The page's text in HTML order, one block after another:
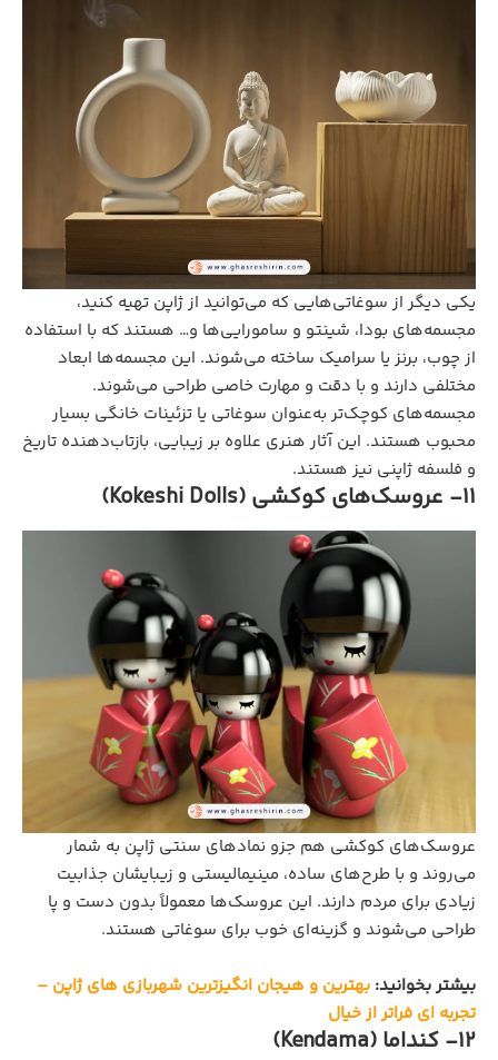
یکی دیگر از سوغاتی‌هایی که می‌توانید از ژاپن تهیه کنید،
مجسمه‌های بودا، شینتو و سامورایی‌ها و… هستند که با استفاده
از چوب، برنز یا سرامیک ساخته می‌شوند. این مجسمه‌ها ابعاد
مختلفی دارند و با دقت و مهارت خاصی طراحی می‌شوند.
مجسمه‌های کوچک‌تر به‌عنوان سوغاتی یا تزئینات خانگی بسیار
محبوب هستند. این آثار هنری علاوه بر زیبایی، بازتاب‌دهنده تاریخ
و فلسفه ژاپنی نیز هستند.
11- عروسک‌های کوکشی (Kokeshi Dolls)
عروسک‌های کوکشی هم جزو نمادهای سنتی ژاپن به شمار
می‌روند و با طرح‌های ساده، مینیمالیستی و زیبایشان جذابیت
زیادی برای مردم دارند. این عروسک‌ها معمولاً بدون دست و پا
طراحی می‌شوند و گزینه‌ای خوب برای سوغاتی هستند.
بیشتر بخوانید: بهترین و هیجان‌ انگیزترین شهربازی‌ های ژاپن –
تجربه ‌ای فراتر از خیال
12- کنداما (Kendama)